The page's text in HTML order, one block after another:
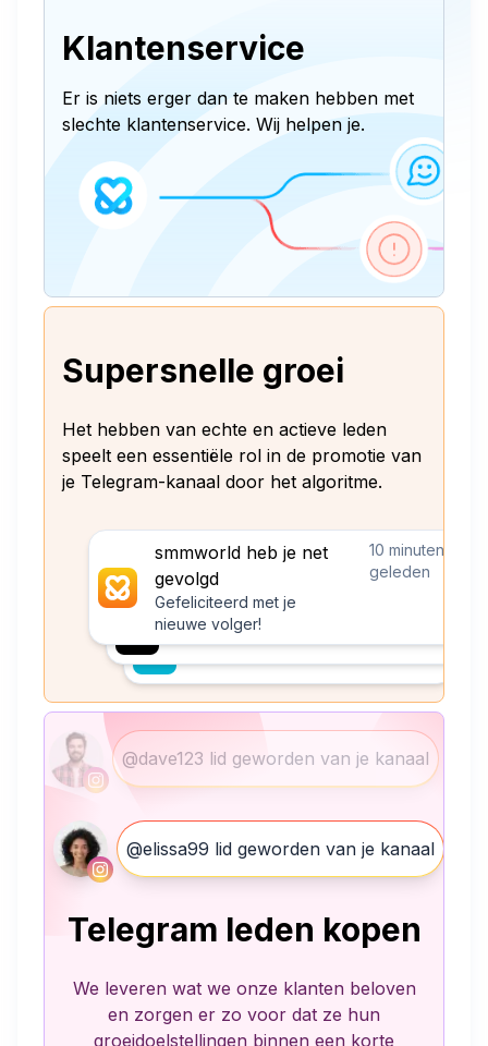
Klantenservice
Er is niets erger dan te maken hebben met
slechte klantenservice. Wij helpen je.
Supersnelle groei
Het hebben van echte en actieve leden
speelt een essentiële rol in de promotie van
je Telegram-kanaal door het algoritme.
smmworld heb je net
gevolgd
Gefeliciteerd met je
nieuwe volger!
10 minuten
geleden
@dave123 lid geworden van je kanaal
@elissa99 lid geworden van je kanaal
Telegram leden kopen
We leveren wat we onze klanten beloven
en zorgen er zo voor dat ze hun
groeidoelstellingen binnen een korte